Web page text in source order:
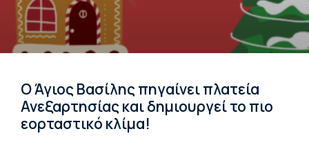
Ο Άγιος Βασίλης πηγαίνει πλατεία
Ανεξαρτησίας και δημιουργεί το πιο
εορταστικό κλίμα!